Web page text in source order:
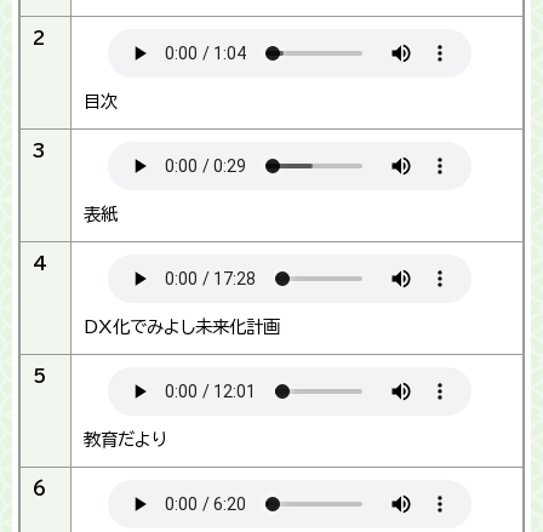
2
目次
3
表紙
4
DX化でみよし未来化計画
5
教育だより
6